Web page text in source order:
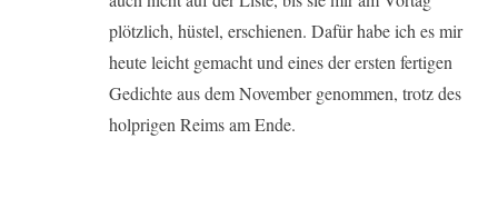
plötzlich, hüstel, erschienen. Dafür habe ich es mir
heute leicht gemacht und eines der ersten fertigen
Gedichte aus dem November genommen, trotz des
holprigen Reims am Ende.